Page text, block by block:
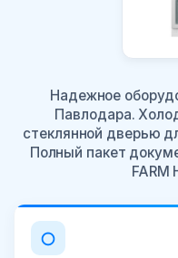
Надежное
Павлодара.
стеклянной дверью
Полный пакет
FARM